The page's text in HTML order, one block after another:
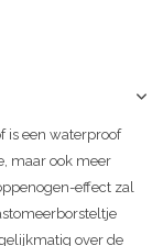
is een waterproof
maar ook meer
effect zal
over de